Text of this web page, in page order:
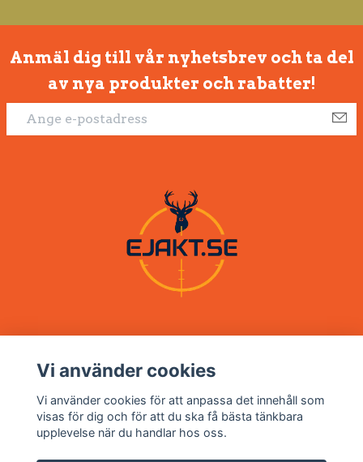
Anmäl dig till vår nyhetsbrev och ta del
av nya produkter och rabatter!
Om oss
Kundtjänst
Vi använder cookies
Vi använder cookies för att anpassa det innehåll som
visas för dig och för att du ska få bästa tänkbara
upplevelse när du handlar hos oss.